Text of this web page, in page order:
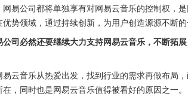
易公司都将单独享有对网易云音乐的控制权，
势领域，通过持续创新，为用户创造源源不断的
公司必然还要继续大力支持网易云音乐，不断拓
云音乐从热爱出发，找到行业的需求再做布局
，同时也是网易云音乐值得被看好的原因之一。